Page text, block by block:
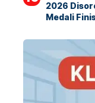
2026
Medali